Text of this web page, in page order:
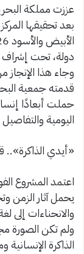
عززت مملكة
دولة، تحت إشراف
وجاء هذا
قدمته جمعية
حملت أبعادًا
اليومية والتفاصيل
«أيدي الذاكرة»..
اعتمد المشروع
يحمل آثار الزمن
والانحناءات إلى
ولم تكن الصورة
الذاكرة